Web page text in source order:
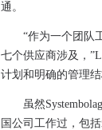
招聘网络
检查点，
NVIDIA在
CIO采访
谷歌对未
通。
“作为一个团队
七个供应商涉及，
计划和明确的管理
虽然
国公司工作过，包